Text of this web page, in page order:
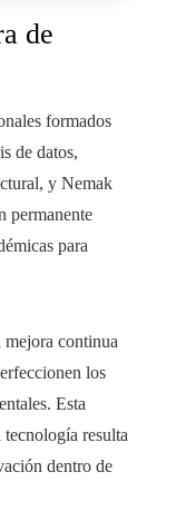
de
formados
de datos,
y Nemak
permanente
para
continua
los
Esta
resulta
dentro de